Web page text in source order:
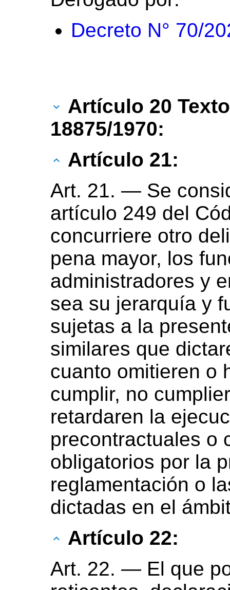
Decreto N° 70/
Artículo 20
18875/1970:
Artículo 21:
Art. 21. — Se
artículo 249 del
concurriere otro
pena mayor, los
administradores y
sea su jerarquía y
sujetas a la
similares que
cuanto omitieren o
cumplir, no
retardaren la
precontractuales o
obligatorios por la
reglamentación o
dictadas en el
Artículo 22:
Art. 22. — El que